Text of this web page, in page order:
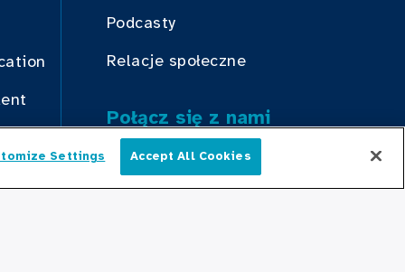
Podcasty
Relacje społeczne
Połącz się z nami
Polski
Settings Accept All Cookies